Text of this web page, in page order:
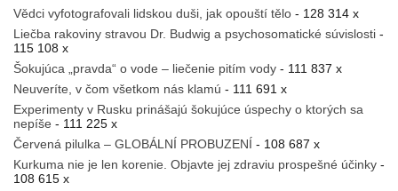
Vědci vyfotografovali lidskou duši, jak opouští tělo - 128 314 x
Liečba rakoviny stravou Dr. Budwig a psychosomatické súvislosti -
115 108 x
Šokujúca „pravda“ o vode – liečenie pitím vody - 111 837 x
Neuveríte, v čom všetkom nás klamú - 111 691 x
Experimenty v Rusku prinášajú šokujúce úspechy o ktorých sa
nepíše - 111 225 x
Červená pilulka – GLOBÁLNÍ PROBUZENÍ - 108 687 x
Kurkuma nie je len korenie. Objavte jej zdraviu prospešné účinky -
108 615 x